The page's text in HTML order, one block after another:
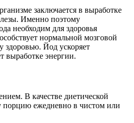
заключается в выработке
Именно поэтому
необходим для здоровья
нормальной мозговой
здоровью. Йод ускоряет
выработке энергии.
В качестве диетической
порцию ежедневно в чистом или